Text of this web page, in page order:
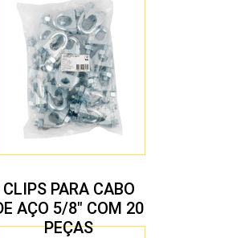
CLIPS PARA CABO
AÇO 5/8″ COM 20
PEÇAS